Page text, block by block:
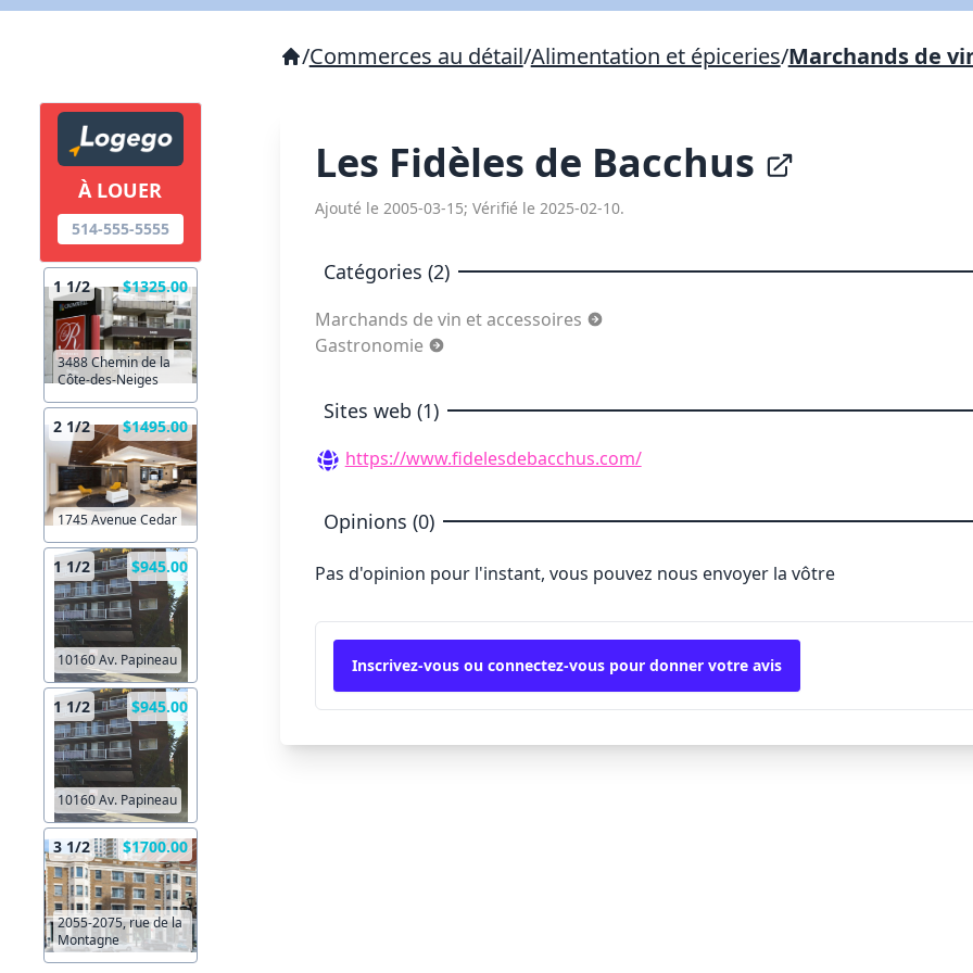
À LOUER
514-555-5555
1 1/2 $1325.00
3488 Chemin de la
Côte-des-Neiges
2 1/2 $1495.00
1745 Avenue Cedar
1 1/2 $945.00
10160 Av. Papineau
1 1/2 $945.00
10160 Av. Papineau
3 1/2 $1700.00
2055-2075, rue de la
Montagne
/Commerces au détail/Alimentation et épiceries/Marchands de
Les Fidèles de Bacchus
Ajouté le 2005-03-15; Vérifié le 2025-02-10.
Catégories (2)
Marchands de vin et accessoires
Gastronomie
Sites web (1)
https://www.fidelesdebacchus.com/
Opinions (0)
Pas d'opinion pour l'instant, vous pouvez nous envoyer la vôtre
Inscrivez-vous ou connectez-vous pour donner votre avis
X Fermer Envoyez
Copier lien
X Fermer